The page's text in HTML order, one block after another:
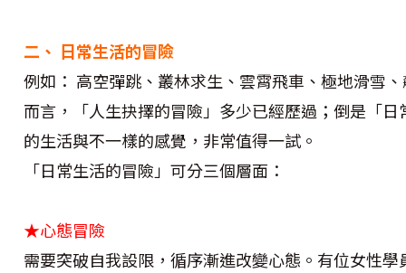
二、 日常生活的冒險
例如： 高空彈跳、叢林求生、雲霄飛車、極地滑雪
而言，「人生抉擇的冒險」多少已經歷過；倒是「
的生活與不一樣的感覺，非常值得一試。
「日常生活的冒險」可分三個層面：
★心態冒險
需要突破自我設限，循序漸進改變心態。有位女性